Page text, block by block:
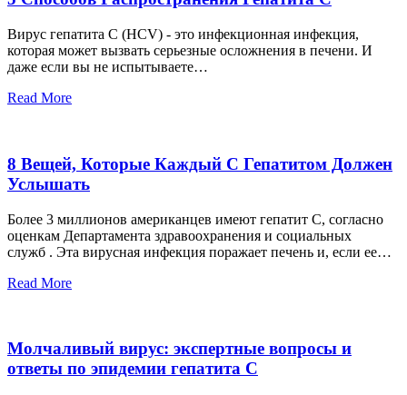
Вирус гепатита С (HCV) - это инфекционная инфекция,
которая может вызвать серьезные осложнения в печени. И
даже если вы не испытываете…
Read More
8 Вещей, Которые Каждый С Гепатитом Должен
Услышать
Более 3 миллионов американцев имеют гепатит С, согласно
оценкам Департамента здравоохранения и социальных
служб . Эта вирусная инфекция поражает печень и, если ее…
Read More
Молчаливый вирус: экспертные вопросы и
ответы по эпидемии гепатита С